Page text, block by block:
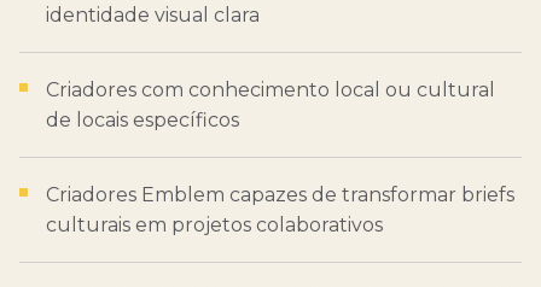
identidade visual clara
Criadores com conhecimento local ou cultural
de locais específicos
Criadores Emblem capazes de transformar briefs
culturais em projetos colaborativos